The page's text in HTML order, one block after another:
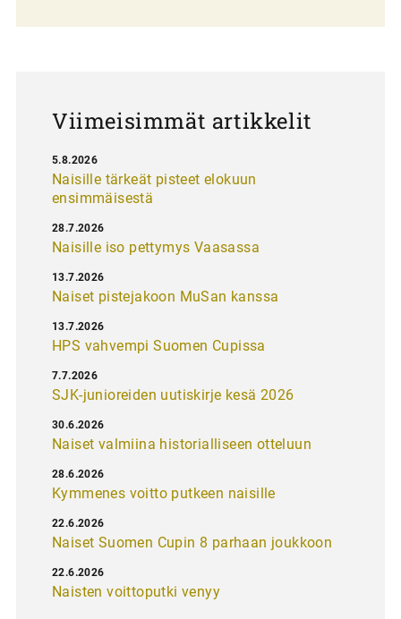
Viimeisimmät artikkelit
Naisille tärkeät pisteet elokuun
ensimmäisestä
5.8.2026
Naisille iso pettymys Vaasassa
28.7.2026
Naiset pistejakoon MuSan kanssa
13.7.2026
HPS vahvempi Suomen Cupissa
13.7.2026
SJK-junioreiden uutiskirje kesä 2026
7.7.2026
Naiset valmiina historialliseen otteluun
30.6.2026
Kymmenes voitto putkeen naisille
28.6.2026
Naiset Suomen Cupin 8 parhaan joukkoon
22.6.2026
Naisten voittoputki venyy
22.6.2026